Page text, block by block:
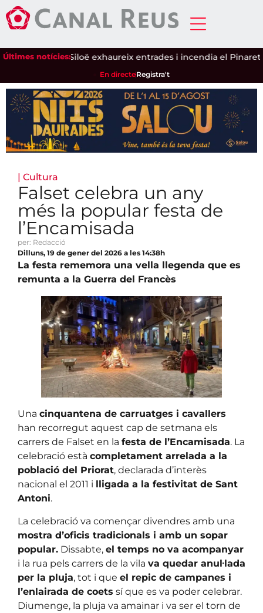
Últimes notícies:
de secà|Siloë exhaureix entrades i incendia el Pinaret|El
En directeRegistra't
| Cultura
Falset celebra un any
més la popular festa de
l’Encamisada
per: Redacció
Dilluns, 19 de gener del 2026 a les 14:38h
La festa rememora una vella llegenda que es
remunta a la Guerra del Francès
Una cinquantena de carruatges i cavallers
han recorregut aquest cap de setmana els
carrers de Falset en la festa de l’Encamisada. La
celebració està completament arrelada a la
població del Priorat, declarada d’interès
nacional el 2011 i lligada a la festivitat de Sant
Antoni.
La celebració va començar divendres amb una
mostra d’oficis tradicionals i amb un sopar
popular. Dissabte, el temps no va acompanyar
i la rua pels carrers de la vila va quedar anul·lada
per la pluja, tot i que el repic de campanes i
l’enlairada de coets sí que es va poder celebrar.
Diumenge, la pluja va amainar i va ser el torn de